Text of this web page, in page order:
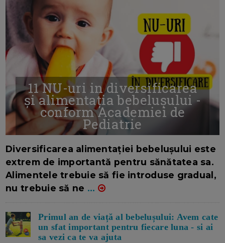
11 NU-uri in diversificarea
și alimentația bebelușului -
conform Academiei de
Pediatrie
Diversificarea alimentației bebelușului este
extrem de importantă pentru sănătatea sa.
Alimentele trebuie să fie introduse gradual,
nu trebuie să ne ...
Primul an de viață al bebelușului: Avem cate
un sfat important pentru fiecare luna - si ai
sa vezi ca te va ajuta